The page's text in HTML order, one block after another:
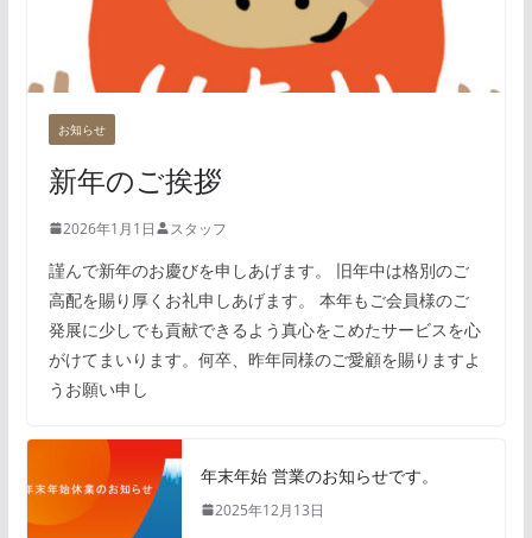
お知らせ
新年のご挨拶
2026年1月1日 スタッフ
謹んで新年のお慶びを申しあげます。 旧年中は格別のご
高配を賜り厚くお礼申しあげます。 本年もご会員様のご
発展に少しでも貢献できるよう真心をこめたサービスを心
がけてまいります。何卒、昨年同様のご愛顧を賜りますよ
うお願い申し
年末年始 営業のお知らせです。
2025年12月13日